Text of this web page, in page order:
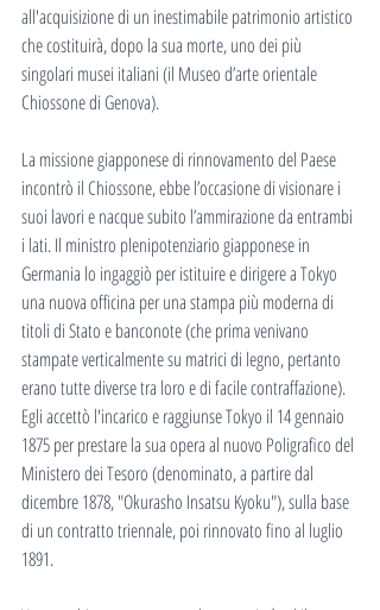
all'acquisizione di un inestimabile patrimonio artistico
che costituirà, dopo la sua morte, uno dei più
singolari musei italiani (il Museo d’arte orientale
Chiossone di Genova).
La missione giapponese di rinnovamento del Paese
incontrò il Chiossone, ebbe l’occasione di visionare i
suoi lavori e nacque subito l’ammirazione da entrambi
i lati. Il ministro plenipotenziario giapponese in
Germania lo ingaggiò per istituire e dirigere a Tokyo
una nuova officina per una stampa più moderna di
titoli di Stato e banconote (che prima venivano
stampate verticalmente su matrici di legno, pertanto
erano tutte diverse tra loro e di facile contraffazione).
Egli accettò l'incarico e raggiunse Tokyo il 14 gennaio
1875 per prestare la sua opera al nuovo Poligrafico del
Ministero dei Tesoro (denominato, a partire dal
dicembre 1878, "Okurasho Insatsu Kyoku"), sulla base
di un contratto triennale, poi rinnovato fino al luglio
1891.